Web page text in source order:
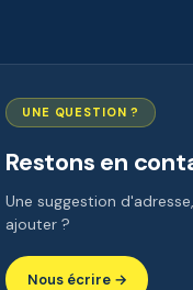
UNE QUESTION ?
Restons en
Une suggestion
ajouter ?
Nous écrire →